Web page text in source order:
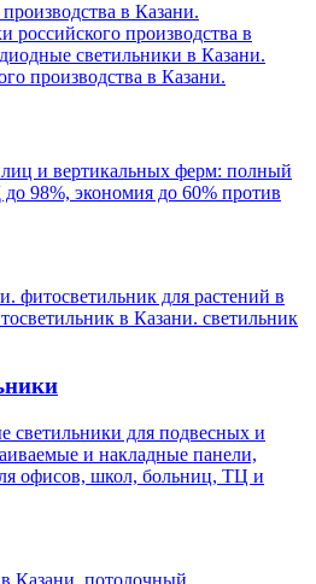
в Казани.
российского производства в
светильники в Казани.
производства в Казани.
и вертикальных ферм: полный
98%, экономия до 60% против
фитосветильник для растений в
в Казани. светильник
светильники для подвесных и
и накладные панели,
офисов, школ, больниц, ТЦ и